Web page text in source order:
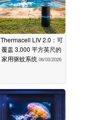
Thermacell LIV 2.0：可
覆盖 3,000 平方英尺的
家用驱蚊系统 06/03/2026